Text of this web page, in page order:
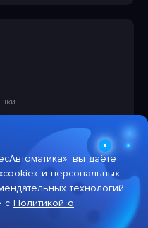
на ПО
вы даёте
и персональных
технологий
с Политикой о